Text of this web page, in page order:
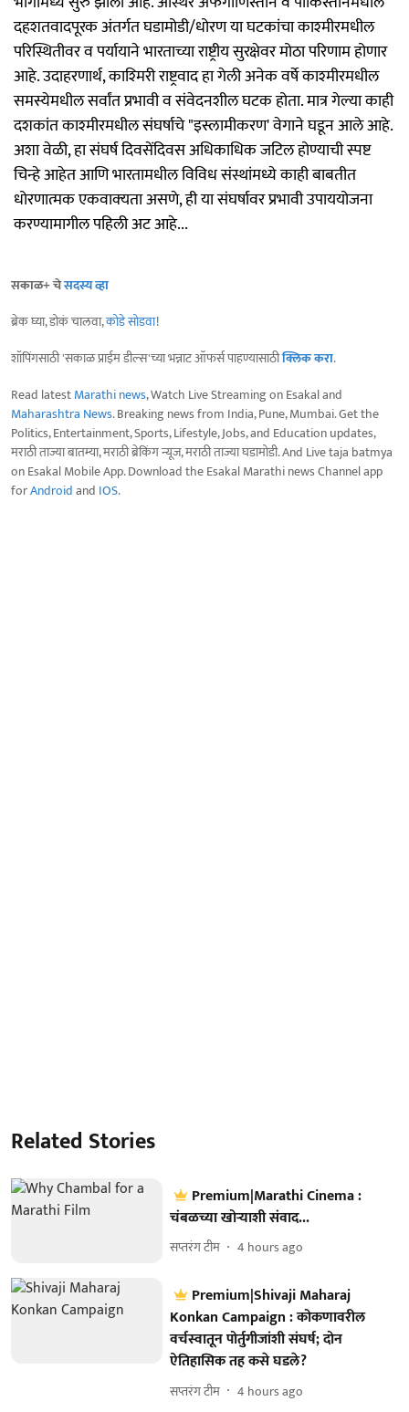
दहशतवादपूरक अंतर्गत घडामोडी/धोरण या घटकांचा काश्‍मीरमधील
परिस्थितीवर व पर्यायाने भारताच्या राष्ट्रीय सुरक्षेवर मोठा परिणाम होणार
आहे. उदाहरणार्थ, काश्‍मिरी राष्ट्रवाद हा गेली अनेक वर्षे काश्‍मीरमधील
समस्येमधील सर्वांत प्रभावी व संवेदनशील घटक होता. मात्र गेल्या काही
दशकांत काश्‍मीरमधील संघर्षाचे "इस्लामीकरण' वेगाने घडून आले आहे.
अशा वेळी, हा संघर्ष दिवसेंदिवस अधिकाधिक जटिल होण्याची स्पष्ट
चिन्हे आहेत आणि भारतामधील विविध संस्थांमध्ये काही बाबतीत
धोरणात्मक एकवाक्‍यता असणे, ही या संघर्षावर प्रभावी उपाययोजना
करण्यामागील पहिली अट आहे...
सकाळ+ चेसदस्य व्हा
ब्रेक घ्या, डोकं चालवा,कोडे सोडवा!
शॉपिंगसाठी 'सकाळ प्राईम डील्स'च्या भन्नाट ऑफर्स पाहण्यासाठीक्लिक करा.
Read latestMarathi news, Watch Live Streaming on Esakal and
Maharashtra News. Breaking news from India, Pune, Mumbai. Get the
Politics, Entertainment, Sports, Lifestyle, Jobs, and Education updates,
मराठी ताज्या बातम्या, मराठी ब्रेकिंग न्यूज, मराठी ताज्या घडामोडी. And Live taja batmya
on Esakal Mobile App. Download the Esakal Marathi news Channel app
forAndroidand IOS.
Related Stories
Premium|Marathi Cinema :
चंबळच्या खोऱ्याशी संवाद...
सप्तरंग टीम 4 hours ago
Premium|Shivaji Maharaj
Konkan Campaign : कोकणावरील
वर्चस्वातून पोर्तुगीजांशी संघर्ष; दोन
ऐतिहासिक तह कसे घडले?
सप्तरंग टीम 4 hours ago